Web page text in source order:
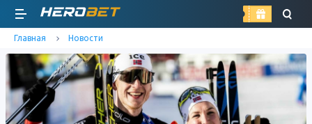
найти
Главная Новости